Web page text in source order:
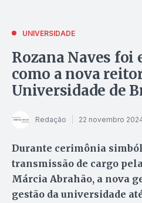
UNIVERSIDADE
Rozana Naves foi
como a nova
Universidade de
Redação 22 novembro
Durante cerimônia
transmissão de cargo
Márcia Abrahão, a nova
gestão da universidade